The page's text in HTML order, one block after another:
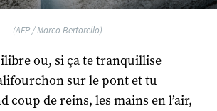
(AFP / Marco Bertorello)
ou, si ça te tranquillise
sur le pont et tu
coup de reins, les mains en l’air,